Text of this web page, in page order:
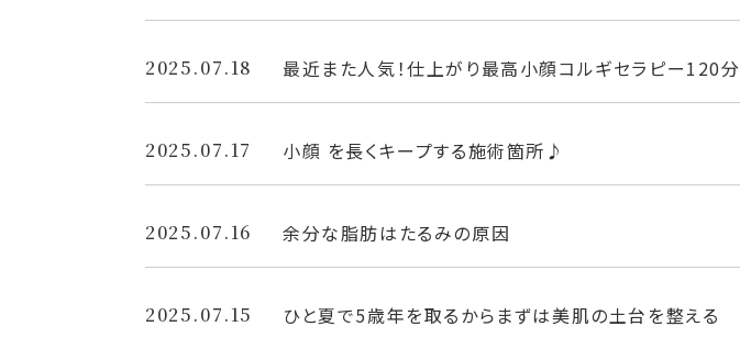
2025.07.18 最近また人気！仕上がり最高小顔コルギセラピー120分
2025.07.17 小顔 を長くキープする施術箇所♪
2025.07.16 余分な脂肪はたるみの原因
2025.07.15 ひと夏で5歳年を取るからまずは美肌の土台を整える